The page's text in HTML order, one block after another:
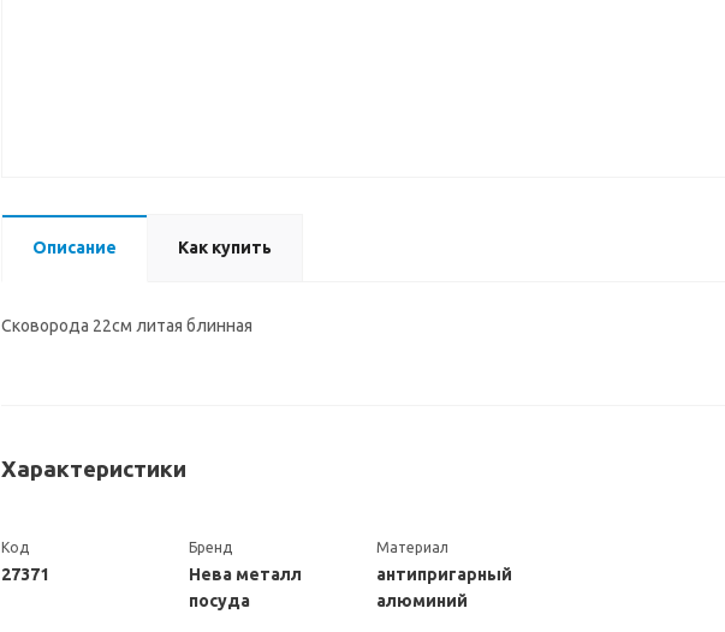
Описание Как купить
Сковорода 22см литая блинная
Характеристики
Код
27371
Бренд
Нева металл
посуда
Материал
антипригарный
алюминий